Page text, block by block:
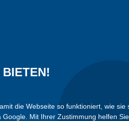
die Webseite so funktioniert, wie sie
Mit Ihrer Zustimmung helfen